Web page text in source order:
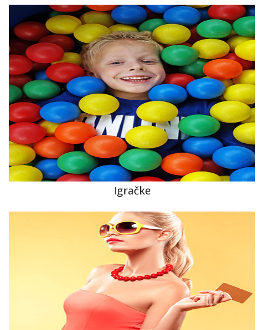
Igračke